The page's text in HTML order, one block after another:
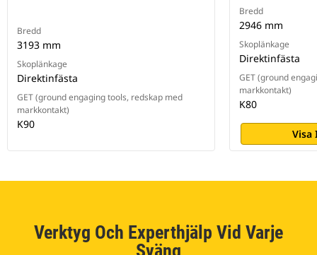
Bredd
3193 mm
Skoplänkage
Direktinfästa
GET (ground engaging tools, redskap med
markkontakt)
K90
Bredd
2946 mm
Skoplänkage
Direktinfästa
GET (ground
markkontakt)
K80
Visa
Verktyg Och Experthjälp Vid Varje